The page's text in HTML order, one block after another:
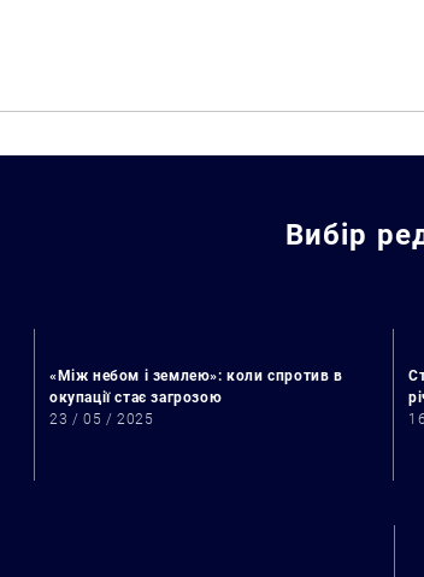
Вибір
«Між небом і землею»: коли спротив в
окупації стає загрозою
23 / 05 / 2025